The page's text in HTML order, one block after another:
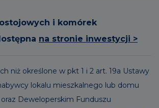
i komórek
na stronie inwestycji >
niż określone w pkt 1 i 2 art. 19a Ustawy
lokalu mieszkalnego lub domu
Deweloperskim Funduszu